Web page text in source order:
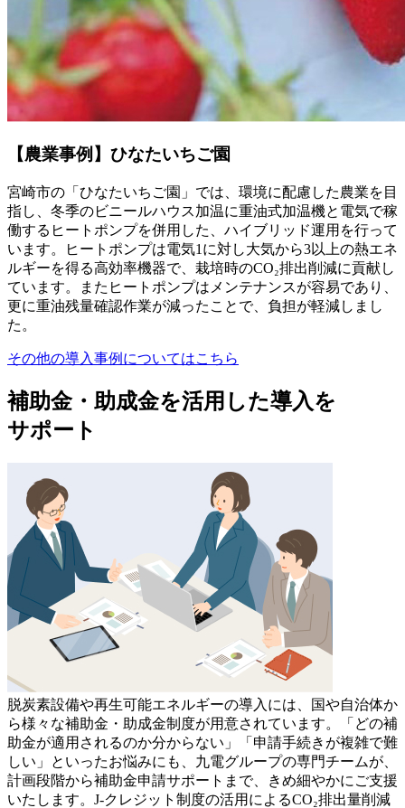
【農業事例】ひなたいちご園
宮崎市の「ひなたいちご園」では、環境に配慮した農業を目
指し、冬季のビニールハウス加温に重油式加温機と電気で稼
働するヒートポンプを併用した、ハイブリッド運用を行って
います。ヒートポンプは電気1に対し大気から3以上の熱エネ
ルギーを得る高効率機器で、 栽培時のCO₂排出削減に貢献し
ています。またヒートポンプは メンテナンスが容易であり、
更に重油残量確認作業が減った ことで、負担が軽減しまし
た。
その他の導入事例についてはこちら
補助金・助成金を活用した導入を
サポート
脱炭素設備や再生可能エネルギーの導入には、国や自治体か
ら様々な補助金・助成金制度が用意されています。「どの補
助金が適用されるのか分からない」「申請手続きが複雑で難
しい」といったお悩みにも、九電グループの専門チームが、
計画段階から補助金申請サポートまで、きめ細やかにご支援
いたします。J-クレジット制度の活用によるCO₂排出量削減